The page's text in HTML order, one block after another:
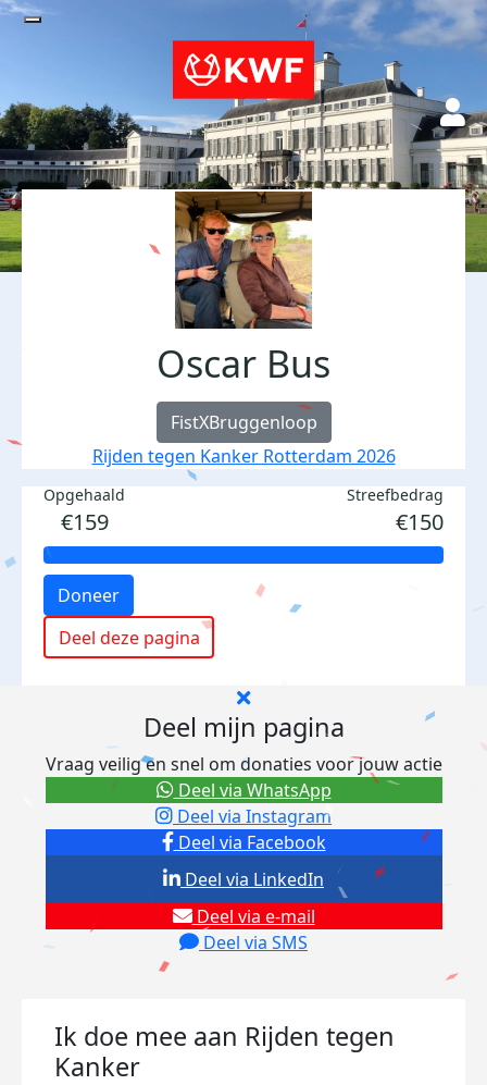
Oscar Bus
FistXBruggenloop
Rijden tegen Kanker Rotterdam 2026
Opgehaald
€159
Streefbedrag
€150
Doneer
Deel deze pagina
Deel mijn pagina
Vraag veilig en snel om donaties voor jouw actie
Deel via Facebook
Deel via Instagram
Deel via e-mail
Deel via SMS
Deel via LinkedIn
Deel via WhatsApp
Ik doe mee aan Rijden tegen
Kanker